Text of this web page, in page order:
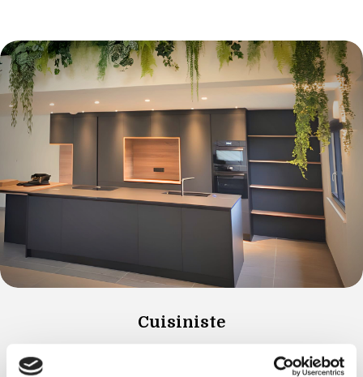
Cuisiniste
Vous souhaitez modifier votre cuisine et l’aménager